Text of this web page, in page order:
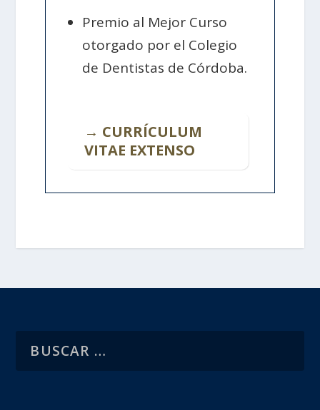
Premio al Mejor Curso
otorgado por el Colegio
de Dentistas de Córdoba.
→ CURRÍCULUM
VITAE EXTENSO